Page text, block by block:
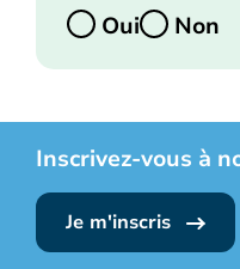
Oui
Non
Inscrivez-vous à
Je m'inscris